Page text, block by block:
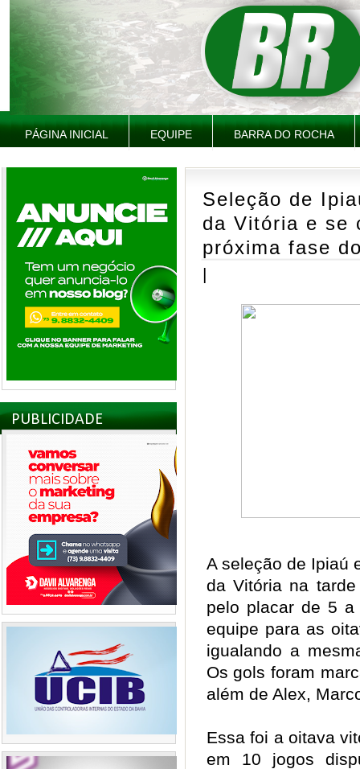
PÁGINA INICIAL EQUIPE BARRA DO ROCHA
PUBLICIDADE
Seleção de
da Vitória e se
próxima fase
|
A seleção de Ipiaú
da Vitória na
pelo placar de 5
equipe para as
igualando a
Os gols foram
além de Alex,
Essa foi a oitava
em 10 jogos